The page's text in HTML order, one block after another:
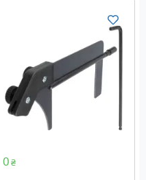
Розміри: 450 x 295 x 12.5
0₴